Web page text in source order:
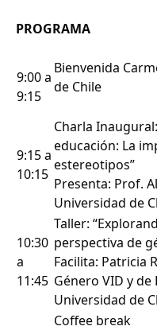
PROGRAMA
9:00 a
9:15
Bienvenida
de Chile
9:15 a
10:15
Charla
educación: La
estereotipos”
Presenta: Prof.
Universidad de
10:30
a
11:45
Taller:
perspectiva de
Facilita: Patricia
Género VID y de
Universidad de
Coffee break